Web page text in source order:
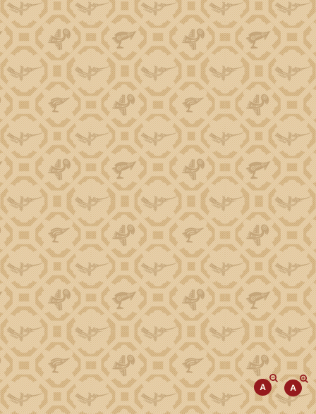
Chủ tịch Đỗ Hữu Huy
Phó Chủ tịch Hồ Thị Nguyên Thảo
Phó Chủ tịch Nguyễn Thiên Văn
Phó Chủ tịch Trương Công Thái
Phó Chủ tịch Đào Mỹ
Phó Chủ tịch Y Nhuân Byă
TIN TỨC SỰ KIỆN
Tiếp cận thông tin
Kinh tế
Đột phá phát triển KHCN, ĐMST, CĐS
Văn hóa, Xã hội
Giảm nghèo về thông tin
Cải cách hành chính
Giáo dục, Khoa học, Công nghệ
Chương trình tái canh cây cà phê